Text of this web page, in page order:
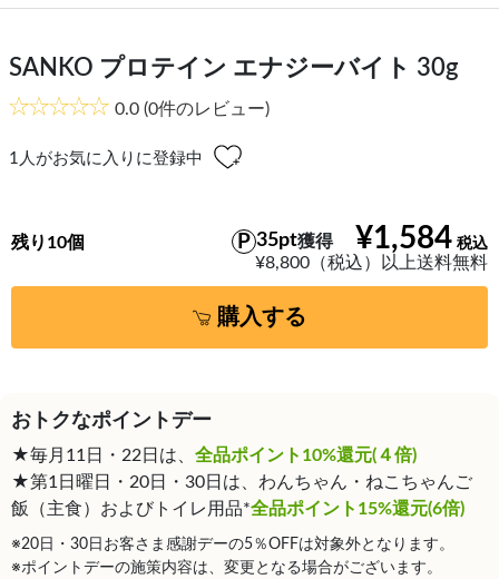
SANKO プロテイン エナジーバイト 30g
0.0 (0件のレビュー)
1 人がお気に入りに登録中
¥1,584
35pt獲得
¥8,800（税込）以上送料無料
残り10個
購入する
おトクなポイントデー
★毎月11日・22日は、 全品ポイント10%還元(４倍)
★第1日曜日・20日・30日は、わんちゃん・ねこちゃんご
飯（主食）およびトイレ用品*全品ポイント15%還元(6倍)
※20日・30日お客さま感謝デーの5％OFFは対象外となります。
※ポイントデーの施策内容は、変更となる場合がございます。